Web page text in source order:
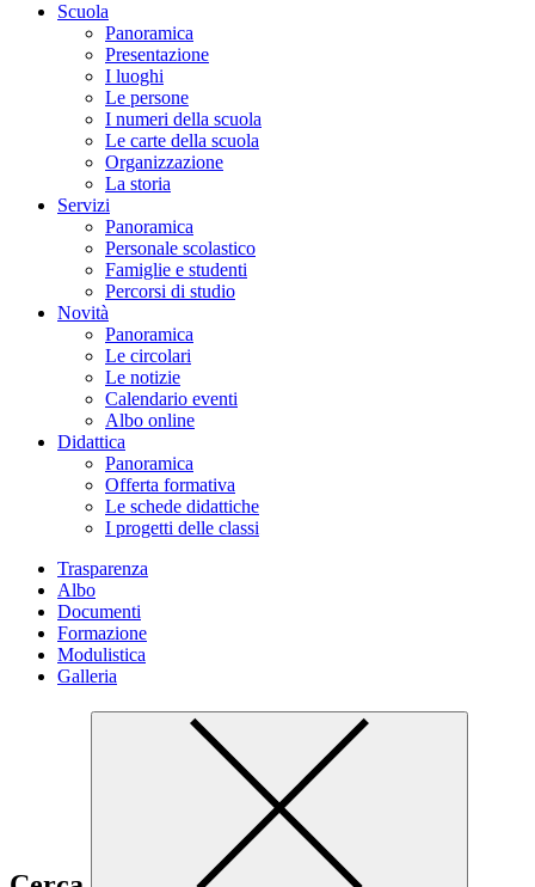
Scuola
Panoramica
Presentazione
I luoghi
Le persone
I numeri della scuola
Le carte della scuola
Organizzazione
La storia
Servizi
Panoramica
Personale scolastico
Famiglie e studenti
Percorsi di studio
Novità
Panoramica
Le circolari
Le notizie
Calendario eventi
Albo online
Didattica
Panoramica
Offerta formativa
Le schede didattiche
I progetti delle classi
Trasparenza
Albo
Documenti
Formazione
Modulistica
Galleria